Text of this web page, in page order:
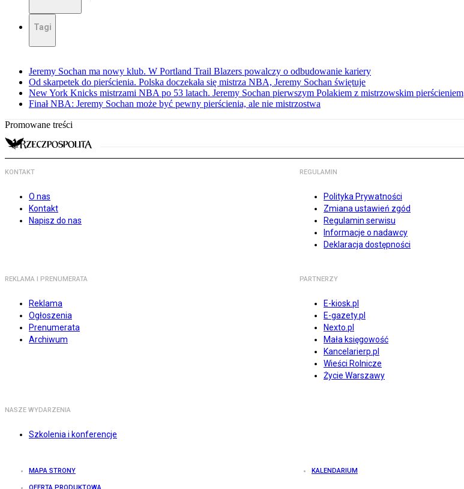
Tagi
Jeremy Sochan ma nowy klub. W Portland Trail Blazers powalczy o odbudowanie kariery
Od skarpetek do pierścienia. Polska doczekała się mistrza NBA, Jeremy Sochan świętuje
New York Knicks mistrzami NBA po 53 latach. Jeremy Sochan pierwszym Polakiem z mistrzowskim pierścieniem
Finał NBA: Jeremy Sochan może być pewny pierścienia, ale nie mistrzostwa
Promowane treści
KONTAKT
O nas
Kontakt
Napisz do nas
REGULAMIN
Polityka Prywatności
Zmiana ustawień zgód
Regulamin serwisu
Informacje o nadawcy
Deklaracja dostępności
REKLAMA I PRENUMERATA
Reklama
Ogłoszenia
Prenumerata
Archiwum
PARTNERZY
E-kiosk.pl
E-gazety.pl
Nexto.pl
Mała księgowość
Kancelarierp.pl
Wieści Rolnicze
Życie Warszawy
NASZE WYDARZENIA
Szkolenia i konferencje
MAPA STRONY KALENDARIUM